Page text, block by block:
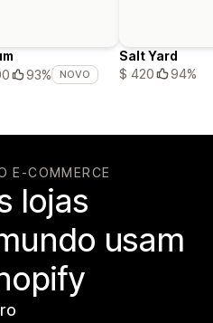
93% NOVO
Salt Yard
$ 420
94%
E-COMMERCE
lojas
usam